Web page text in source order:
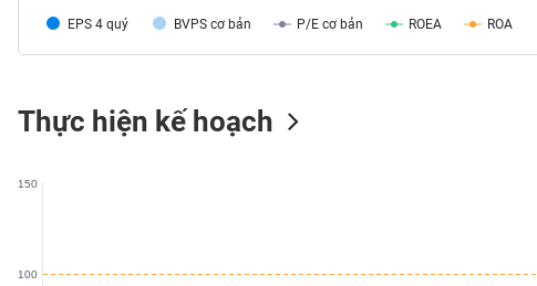
EPS 4 quý BVPS cơ bản P/E cơ bản ROEA ROA
Thực hiện kế hoạch
100
150
NGHỆ
DỊCH